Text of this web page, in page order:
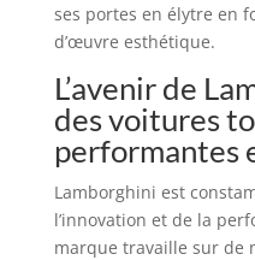
ses portes en élytre en
d’œuvre esthétique.
L’avenir de
des voitures
performantes
Lamborghini est
l’innovation et de la
marque travaille sur de